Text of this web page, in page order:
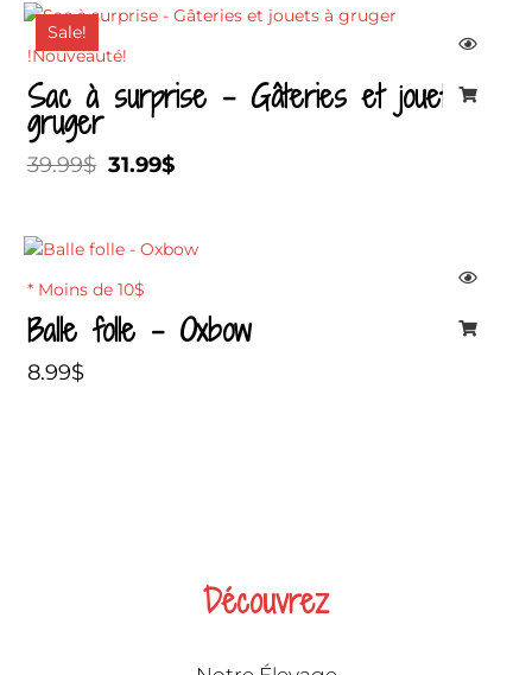
Sale!
!Nouveauté!
Sac à surprise – Gâteries et jouets à
gruger
39.99$
Le
initial
était :
39.99$.
31.99$
Le
est :
* Moins de 10$
Balle folle – Oxbow
8.99$
Découvrez